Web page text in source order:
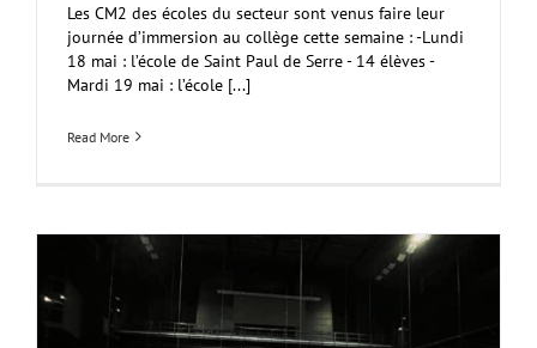
Les CM2 des écoles du secteur sont venus faire leur
journée d’immersion au collège cette semaine : -Lundi
18 mai : l’école de Saint Paul de Serre - 14 élèves -
Mardi 19 mai : l’école [...]
Read More